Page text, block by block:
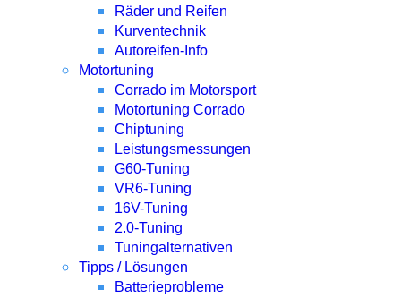
Räder und Reifen
Kurventechnik
Autoreifen-Info
Motortuning
Corrado im Motorsport
Motortuning Corrado
Chiptuning
Leistungsmessungen
G60-Tuning
VR6-Tuning
16V-Tuning
2.0-Tuning
Tuningalternativen
Tipps / Lösungen
Batterieprobleme